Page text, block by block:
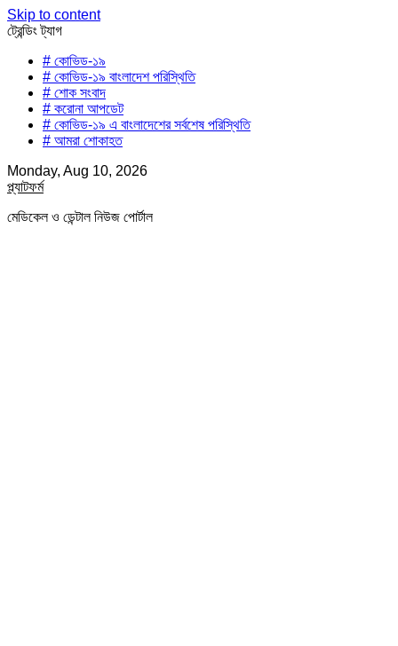
Skip to content
ট্রেন্ডিং ট্যাগ
# কোভিড-১৯
# কোভিড-১৯ বাংলাদেশ পরিস্থিতি
# শোক সংবাদ
# করোনা আপডেট
# কোভিড-১৯ এ বাংলাদেশের সর্বশেষ পরিস্থিতি
# আমরা শোকাহত
Monday, Aug 10, 2026
প্ল্যাটফর্ম
মেডিকেল ও ডেন্টাল নিউজ পোর্টাল